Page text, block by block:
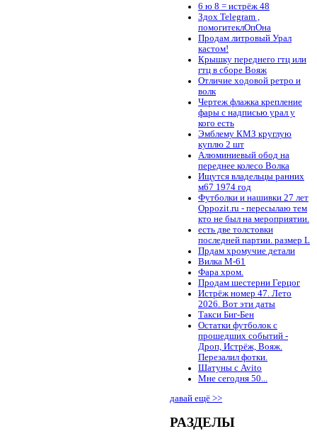
6 ю 8 = истрёж 48
Здох Telegram ,
помогитеклОпОна
Продам литровый Урал
кастом!
Крышку переднего гтц или
гтц в сборе Вояж
Отличие ходовой ретро и
волк
Чертеж флажка крепление
фары с надписью урал у
кого есть
Эмблему КМЗ круглую
куплю 2 шт
Алюминиевый обод на
переднее колесо Волка
Ищутся владельцы ранних
м67 1974 год
Футболки и нашивки 27 лет
Oppozit.ru - пересылаю тем
кто не был на мероприятии.
есть две толстовки
последней партии. размер L
Прдам хромучие детали
Вилка М-61
Фара хром.
Продам шестерни Герцог
Истрёж номер 47. Лето
2026. Вот эти даты
Такси Биг-Бен
Остатки футболок с
прошедших событий -
Дроп, Истрёж, Вояж.
Перезалил фотки.
Шатуны с Avito
Мне сегодня 50...
давай ещё >>
РАЗДЕЛЫ